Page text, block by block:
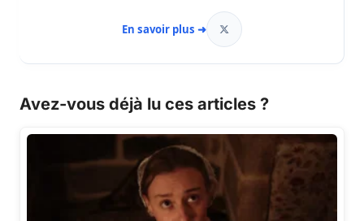
En savoir plus ➜
Avez-vous déjà lu ces articles ?